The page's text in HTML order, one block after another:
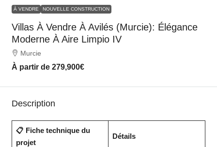
À VENDRE NOUVELLE CONSTRUCTION
Villas À Vendre À Avilés (Murcie): Élégance
Moderne À Aire Limpio IV
Murcie
À partir de 279,900€
Description
📋 Fiche technique du
projet
Détails